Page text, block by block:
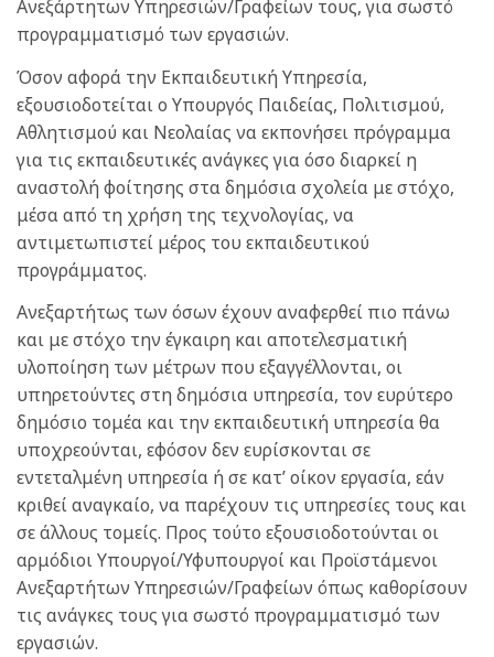
Ανεξάρτητων Υπηρεσιών/Γραφείων τους, για σωστό
προγραμματισμό των εργασιών.
Όσον αφορά την Εκπαιδευτική Υπηρεσία,
εξουσιοδοτείται ο Υπουργός Παιδείας, Πολιτισμού,
Αθλητισμού και Νεολαίας να εκπονήσει πρόγραμμα
για τις εκπαιδευτικές ανάγκες για όσο διαρκεί η
αναστολή φοίτησης στα δημόσια σχολεία με στόχο,
μέσα από τη χρήση της τεχνολογίας, να
αντιμετωπιστεί μέρος του εκπαιδευτικού
προγράμματος.
Ανεξαρτήτως των όσων έχουν αναφερθεί πιο πάνω
και με στόχο την έγκαιρη και αποτελεσματική
υλοποίηση των μέτρων που εξαγγέλλονται, οι
υπηρετούντες στη δημόσια υπηρεσία, τον ευρύτερο
δημόσιο τομέα και την εκπαιδευτική υπηρεσία θα
υποχρεούνται, εφόσον δεν ευρίσκονται σε
εντεταλμένη υπηρεσία ή σε κατ’ οίκον εργασία, εάν
κριθεί αναγκαίο, να παρέχουν τις υπηρεσίες τους και
σε άλλους τομείς. Προς τούτο εξουσιοδοτούνται οι
αρμόδιοι Υπουργοί/Υφυπουργοί και Προϊστάμενοι
Ανεξαρτήτων Υπηρεσιών/Γραφείων όπως καθορίσουν
τις ανάγκες τους για σωστό προγραμματισμό των
εργασιών.